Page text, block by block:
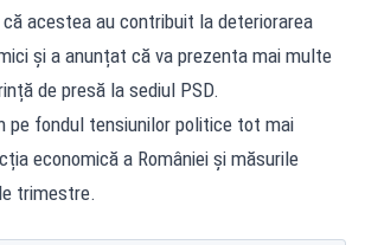
acestea au contribuit la deteriorarea
și a anunțat că va prezenta mai multe
de presă la sediul PSD.
pe fondul tensiunilor politice tot mai
economică a României și măsurile
trimestre.